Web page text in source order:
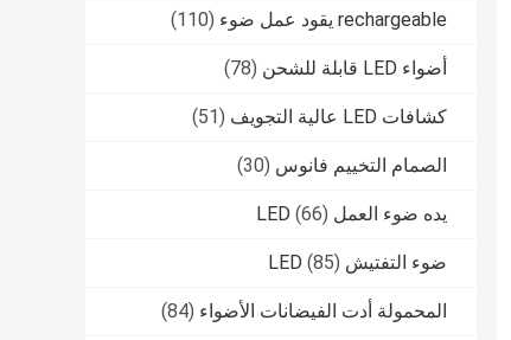
rechargeable يقود عمل ضوء (110)
أضواء LED قابلة للشحن (78)
كشافات LED عالية التجويف (51)
الصمام التخييم فانوس (30)
يده ضوء العمل LED (66)
ضوء التفتيش LED (85)
المحمولة أدت الفيضانات الأضواء (84)